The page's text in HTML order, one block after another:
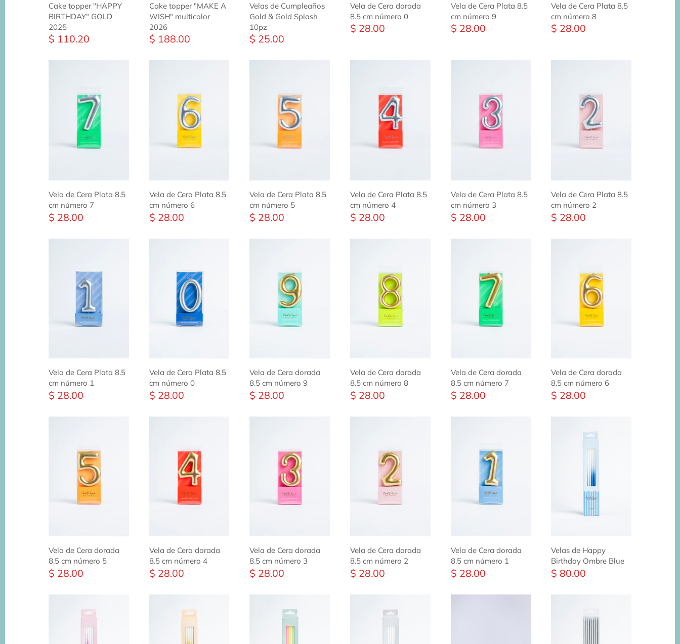
Cake topper "HAPPY
BIRTHDAY" GOLD
2025
$ 110.20
Cake topper "MAKE A
WISH" multicolor
2026
$ 188.00
Velas de Cumpleaños
Gold & Gold Splash
10pz
$ 25.00
Vela de Cera dorada
8.5 cm número 0
$ 28.00
Vela de Cera Plata 8.5
cm número 9
$ 28.00
Vela de Cera Plata 8.5
cm número 8
$ 28.00
Vela de Cera Plata 8.5
cm número 7
$ 28.00
Vela de Cera Plata 8.5
cm número 6
$ 28.00
Vela de Cera Plata 8.5
cm número 5
$ 28.00
Vela de Cera Plata 8.5
cm número 4
$ 28.00
Vela de Cera Plata 8.5
cm número 3
$ 28.00
Vela de Cera Plata 8.5
cm número 2
$ 28.00
Vela de Cera Plata 8.5
cm número 1
$ 28.00
Vela de Cera Plata 8.5
cm número 0
$ 28.00
Vela de Cera dorada
8.5 cm número 9
$ 28.00
Vela de Cera dorada
8.5 cm número 8
$ 28.00
Vela de Cera dorada
8.5 cm número 7
$ 28.00
Vela de Cera dorada
8.5 cm número 6
$ 28.00
Vela de Cera dorada
8.5 cm número 5
$ 28.00
Vela de Cera dorada
8.5 cm número 4
$ 28.00
Vela de Cera dorada
8.5 cm número 3
$ 28.00
Vela de Cera dorada
8.5 cm número 2
$ 28.00
Vela de Cera dorada
8.5 cm número 1
$ 28.00
Velas de Happy
Birthday Ombre Blue
$ 80.00